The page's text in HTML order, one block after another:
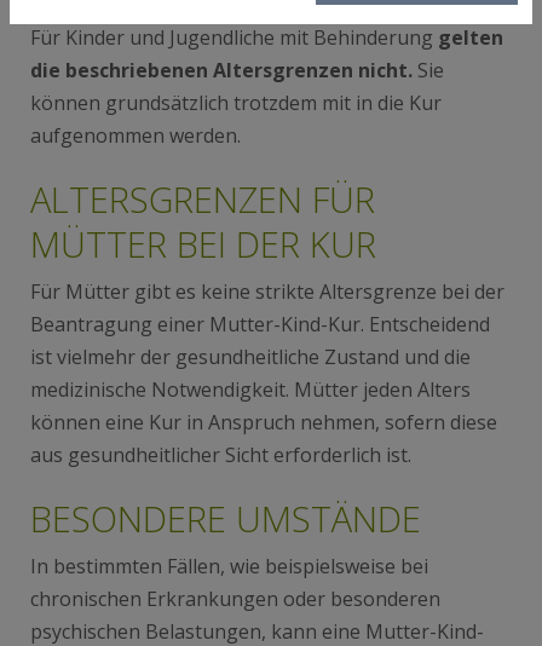
Für Kinder und Jugendliche mit Behinderung gelten
die beschriebenen Altersgrenzen nicht. Sie
können grundsätzlich trotzdem mit in die Kur
aufgenommen werden.
ALTERSGRENZEN FÜR
MÜTTER BEI DER KUR
Für Mütter gibt es keine strikte Altersgrenze bei der
Beantragung einer Mutter-Kind-Kur. Entscheidend
ist vielmehr der gesundheitliche Zustand und die
medizinische Notwendigkeit. Mütter jeden Alters
können eine Kur in Anspruch nehmen, sofern diese
aus gesundheitlicher Sicht erforderlich ist.
BESONDERE UMSTÄNDE
In bestimmten Fällen, wie beispielsweise bei
chronischen Erkrankungen oder besonderen
psychischen Belastungen, kann eine Mutter-Kind-